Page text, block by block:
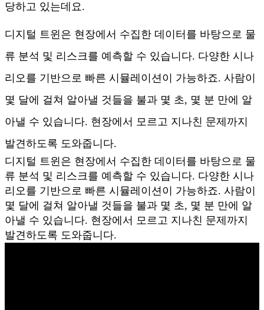
당하고 있는데요.
디지털 트윈은 현장에서 수집한 데이터를 바탕으로 물
류 분석 및 리스크를 예측할 수 있습니다. 다양한 시나
리오를 기반으로 빠른 시뮬레이션이 가능하죠. 사람이
몇 달에 걸쳐 알아낼 것들을 불과 몇 초, 몇 분 만에 알
아낼 수 있습니다. 현장에서 모르고 지나친 문제까지
발견하도록 도와줍니다.
디지털 트윈은 현장에서 수집한 데이터를 바탕으로 물
류 분석 및 리스크를 예측할 수 있습니다. 다양한 시나
리오를 기반으로 빠른 시뮬레이션이 가능하죠. 사람이
몇 달에 걸쳐 알아낼 것들을 불과 몇 초, 몇 분 만에 알
아낼 수 있습니다. 현장에서 모르고 지나친 문제까지
발견하도록 도와줍니다.